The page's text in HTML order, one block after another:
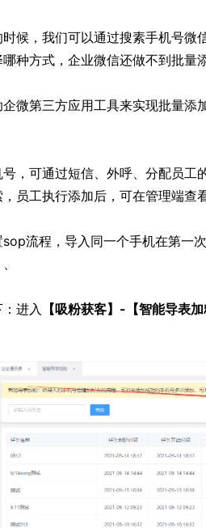
候，我们可以通过搜素手机号
种方式，企业微信还做不到批量
微第三方应用工具来实现批量
，可通过短信、外呼、分配员
员工执行添加后，可在管理端查
流程，导入同一个手机在第一
进入 【吸粉获客】-【智能导表加